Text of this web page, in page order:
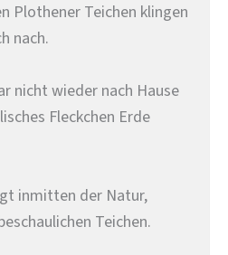
Plothener Teichen klingen
nach.
nicht wieder nach Hause
Fleckchen Erde
inmitten der Natur,
Teichen.